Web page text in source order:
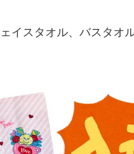
イスタオル、バスタオ